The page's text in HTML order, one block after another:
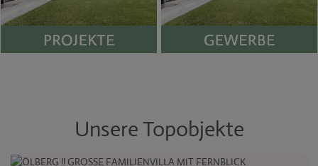
Unsere Topobjekte